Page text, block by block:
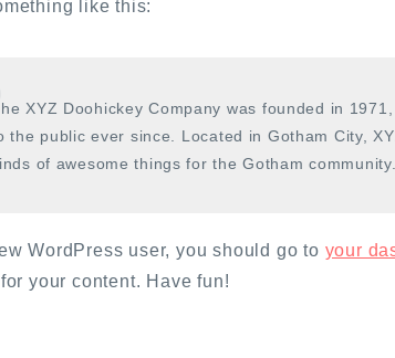
like this:
XYZ Doohickey Company was founded in
the public ever since. Located in Gotham City,
of awesome things for the Gotham community.
WordPress user, you should go to your
your content. Have fun!